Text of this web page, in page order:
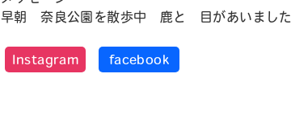
早朝 奈良公園を散歩中 鹿と 目があいました
Instagram facebook